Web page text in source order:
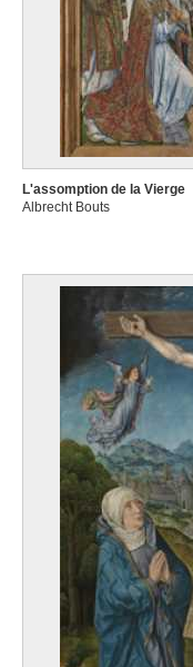
L'assomption de la Vierge
Albrecht Bouts